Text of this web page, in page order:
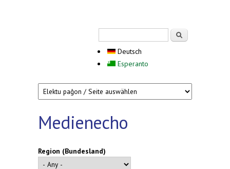
Deutsch
Esperanto
Medienecho
Region (Bundesland)